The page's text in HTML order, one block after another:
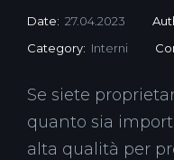
Date: 27.04.2023
Category: Interni
Se siete
quanto sia
alta qualità per